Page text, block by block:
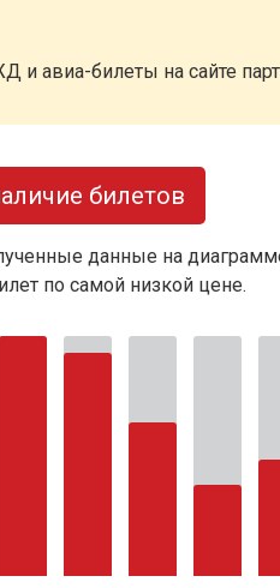
и авиа-билеты на сайте
билетов
данные на
по самой низкой цене.